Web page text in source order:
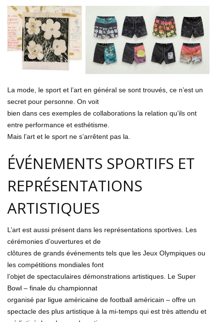
La mode, le sport et l’art en général se sont trouvés, ce n’est un
secret pour personne. On voit
bien dans ces exemples de collaborations la relation qu’ils ont
entre performance et esthétisme.
Mais l’art et le sport ne s’arrêtent pas la.
ÉVÉNEMENTS SPORTIFS ET
REPRÉSENTATIONS
ARTISTIQUES
L’art est aussi présent dans les représentations sportives. Les
cérémonies d’ouvertures et de
clôtures de grands événements tels que les Jeux Olympiques ou
les compétitions mondiales font
l’objet de spectaculaires démonstrations artistiques. Le Super
Bowl – finale du championnat
organisé par ligue américaine de football américain – offre un
spectacle des plus artistique à la mi-temps qui est très attendu et